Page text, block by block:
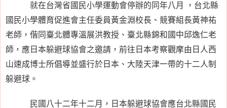
就在台灣省國民小學運動會停辦的同年八月 ，台北縣
國民小學體育促進會主任委員黃金淵校長、競賽組長黃神祐
老師，偕同臺北體專溫展洪教授、臺北縣錦和國中邱逸仁老
師，應日本躲避球協會之邀請，前往日本考察觀摩由日人西
山速成博士所倡導並盛行於日本、大陸天津一帶的十二人制
躲避球。
民國八十二年十二月，日本躲避球協會應台北縣國民